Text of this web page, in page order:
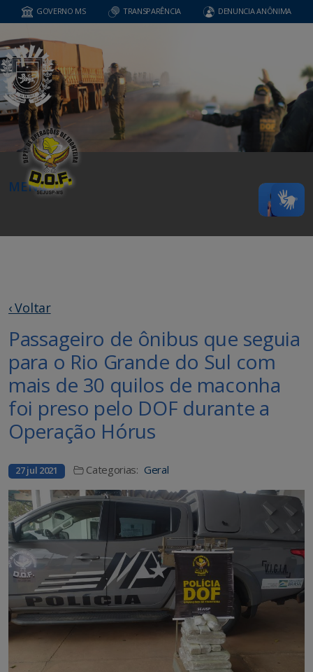
GOVERNO MS TRANSPARÊNCIA DENUNCIA ANÔNIMA
MENU
‹ Voltar
Passageiro de ônibus que seguia
para o Rio Grande do Sul com
mais de 30 quilos de maconha
foi preso pelo DOF durante a
Operação Hórus
27 jul 2021 Categorias: Geral